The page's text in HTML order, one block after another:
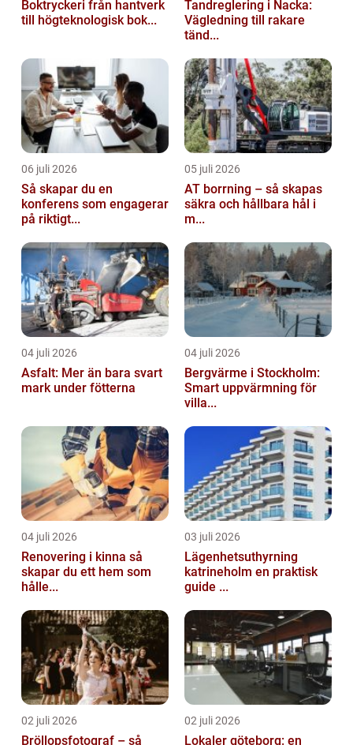
Boktryckeri från hantverk
till högteknologisk bok...
Tandreglering i Nacka:
Vägledning till rakare
tänd...
06 juli 2026
Så skapar du en
konferens som engagerar
på riktigt...
05 juli 2026
AT borrning – så skapas
säkra och hållbara hål i
m...
04 juli 2026
Asfalt: Mer än bara svart
mark under fötterna
04 juli 2026
Bergvärme i Stockholm:
Smart uppvärmning för
villa...
04 juli 2026
Renovering i kinna så
skapar du ett hem som
hålle...
03 juli 2026
Lägenhetsuthyrning
katrineholm en praktisk
guide ...
02 juli 2026
Bröllopsfotograf – så
02 juli 2026
Lokaler göteborg: en